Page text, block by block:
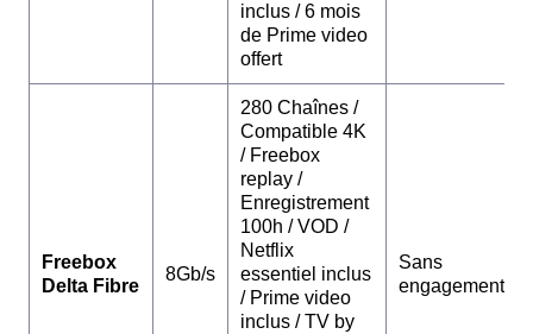
inclus / 6 mois
de Prime video
offert
Freebox
Delta Fibre
8Gb/s
280 Chaînes /
Compatible 4K
/ Freebox
replay /
Enregistrement
100h / VOD /
Netflix
essentiel inclus
/ Prime video
inclus / TV by
Sans
engagement